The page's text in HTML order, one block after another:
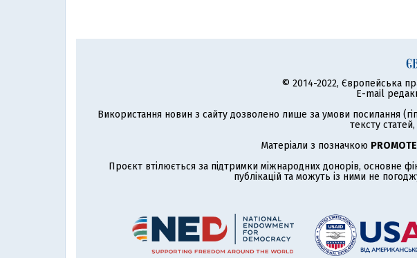
© 2014-2022, Європейська
E-mail
Використання новин з сайту дозволено лише за умови посилання
тексту
Матеріали з позначкою
Проєкт втілюється за підтримки міжнародних донорів, основне
публікацій та можуть із ними не